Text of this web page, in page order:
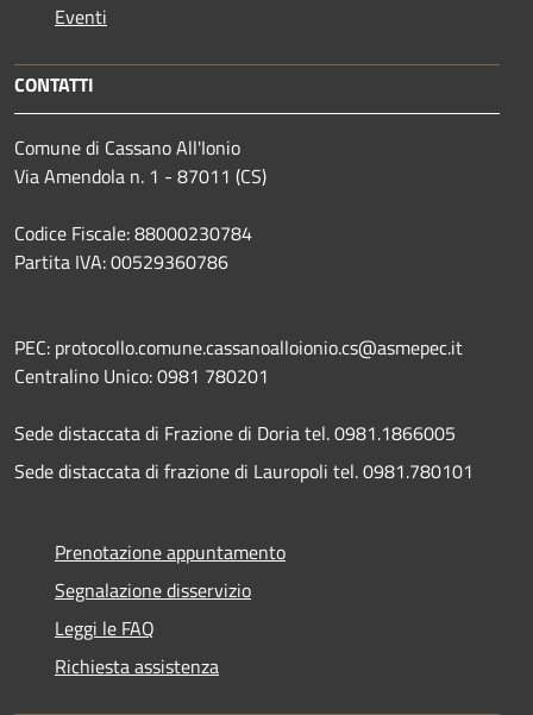
Eventi
CONTATTI
Comune di Cassano All'Ionio
Via Amendola n. 1 - 87011 (CS)
Codice Fiscale: 88000230784
Partita IVA: 00529360786
PEC: protocollo.comune.cassanoalloionio.cs@asmepec.it
Centralino Unico: 0981 780201
Sede distaccata di Frazione di Doria tel. 0981.1866005
Sede distaccata di frazione di Lauropoli tel. 0981.780101
Prenotazione appuntamento
Segnalazione disservizio
Leggi le FAQ
Richiesta assistenza